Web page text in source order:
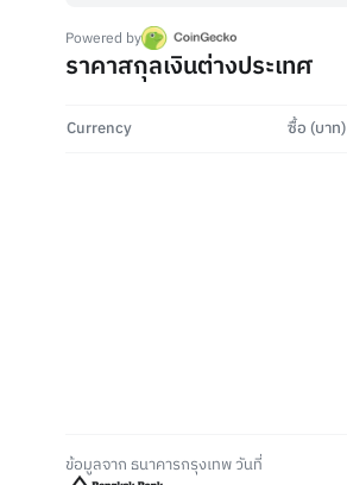
Powered by
ราคาสกุลเงินต่างประเทศ
Currency ซื้อ (บาท)
ข้อมูลจาก ธนาคารกรุงเทพ วันที่